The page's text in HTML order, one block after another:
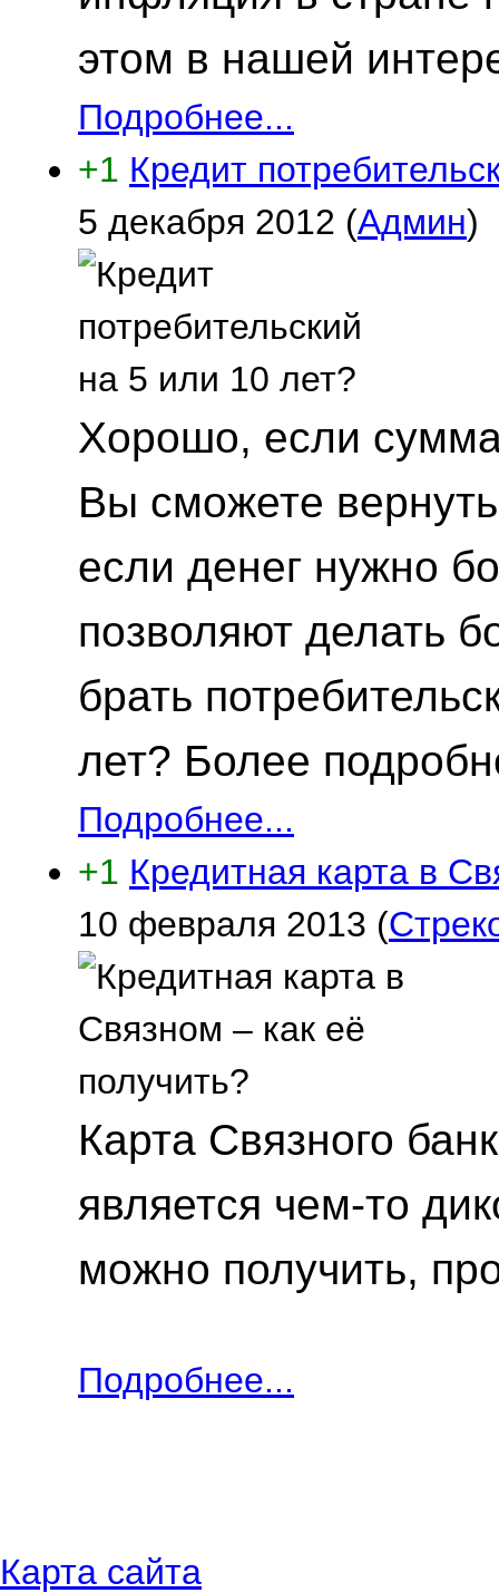
этом в нашей
Подробнее...
+1 Кредит
5 декабря 2012 (Админ)
Хорошо, если
Вы сможете
если денег нужно
позволяют делать
брать
лет? Более
Подробнее...
+1 Кредитная карта в
10 февраля 2013 (
Карта Связного
является чем-то
можно получить,
Подробнее...
Карта сайта